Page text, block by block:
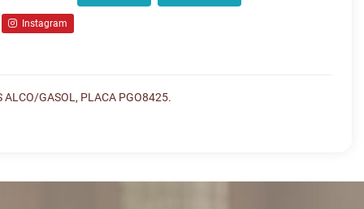
Instagram
GASOL, PLACA PGO8425.
VALOR